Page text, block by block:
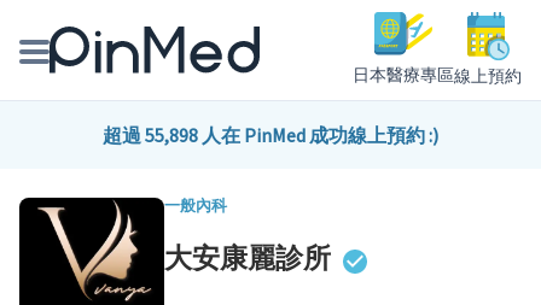
日本醫療專區線上預約
線上預約醫師、院所
醫師專欄專訪
健康主題館
超過 55,898 人在 PinMed 成功線上預約 :)
一般內科
大安康麗診所